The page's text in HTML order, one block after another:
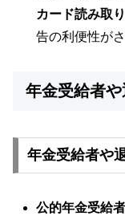
カード読み取
告の利便性が
年金受給者
年金受給者や
公的年金受給者